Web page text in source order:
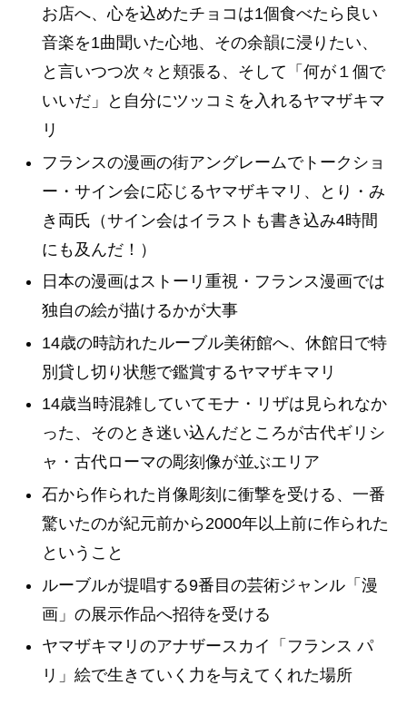
お店へ、心を込めたチョコは1個食べたら良い
音楽を1曲聞いた心地、その余韻に浸りたい、
と言いつつ次々と頬張る、そして「何が１個で
いいだ」と自分にツッコミを入れるヤマザキマ
リ
フランスの漫画の街アングレームでトークショ
ー・サイン会に応じるヤマザキマリ、とり・み
き両氏（サイン会はイラストも書き込み4時間
にも及んだ！）
日本の漫画はストーリ重視・フランス漫画では
独自の絵が描けるかが大事
14歳の時訪れたルーブル美術館へ、休館日で特
別貸し切り状態で鑑賞するヤマザキマリ
14歳当時混雑していてモナ・リザは見られなか
った、そのとき迷い込んだところが古代ギリシ
ャ・古代ローマの彫刻像が並ぶエリア
石から作られた肖像彫刻に衝撃を受ける、一番
驚いたのが紀元前から2000年以上前に作られた
ということ
ルーブルが提唱する9番目の芸術ジャンル「漫
画」の展示作品へ招待を受ける
ヤマザキマリのアナザースカイ「フランス パ
リ」絵で生きていく力を与えてくれた場所